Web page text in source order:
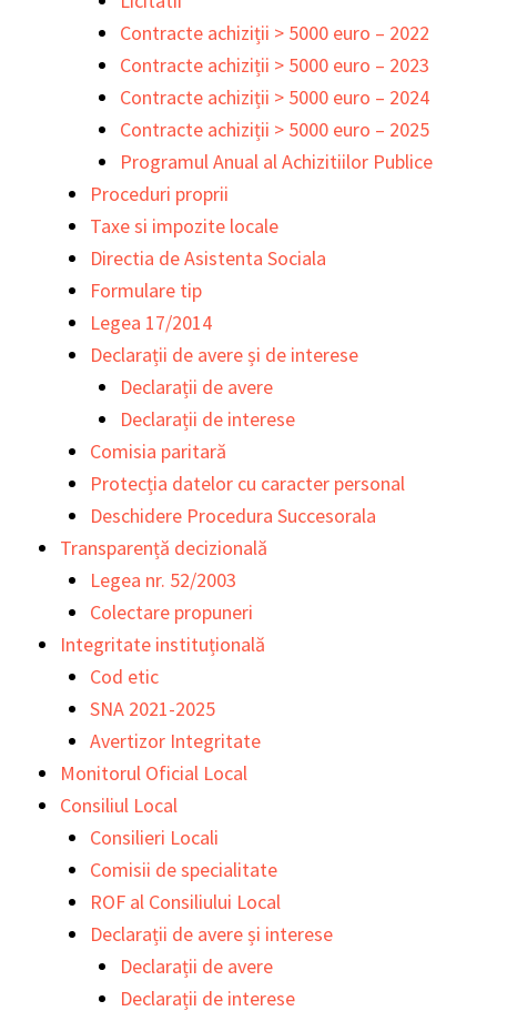
Contracte achiziții > 5000 euro – 2022
Contracte achiziții > 5000 euro – 2023
Contracte achiziții > 5000 euro – 2024
Contracte achiziții > 5000 euro – 2025
Programul Anual al Achizitiilor Publice
Proceduri proprii
Taxe si impozite locale
Directia de Asistenta Sociala
Formulare tip
Legea 17/2014
Declarații de avere și de interese
Declarații de avere
Declarații de interese
Comisia paritară
Protecția datelor cu caracter personal
Deschidere Procedura Succesorala
Transparență decizională
Legea nr. 52/2003
Colectare propuneri
Integritate instituțională
Cod etic
SNA 2021-2025
Avertizor Integritate
Monitorul Oficial Local
Consiliul Local
Consilieri Locali
Comisii de specialitate
ROF al Consiliului Local
Declarații de avere și interese
Declarații de avere
Declarații de interese